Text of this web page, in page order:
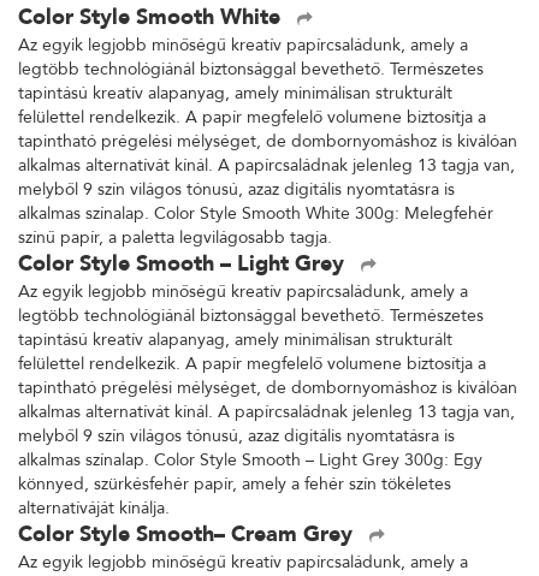
Color Style Smooth White
Az egyik legjobb minőségű kreatív papírcsaládunk, amely a
legtöbb technológiánál biztonsággal bevethető. Természetes
tapintású kreatív alapanyag, amely minimálisan strukturált
felülettel rendelkezik. A papír megfelelő volumene biztosítja a
tapintható prégelési mélységet, de dombornyomáshoz is kiválóan
alkalmas alternatívát kínál. A papírcsaládnak jelenleg 13 tagja van,
melyből 9 szín világos tónusú, azaz digitális nyomtatásra is
alkalmas színalap. Color Style Smooth White 300g: Melegfehér
színű papír, a paletta legvilágosabb tagja.
Color Style Smooth – Light Grey
Az egyik legjobb minőségű kreatív papírcsaládunk, amely a
legtöbb technológiánál biztonsággal bevethető. Természetes
tapintású kreatív alapanyag, amely minimálisan strukturált
felülettel rendelkezik. A papír megfelelő volumene biztosítja a
tapintható prégelési mélységet, de dombornyomáshoz is kiválóan
alkalmas alternatívát kínál. A papírcsaládnak jelenleg 13 tagja van,
melyből 9 szín világos tónusú, azaz digitális nyomtatásra is
alkalmas színalap. Color Style Smooth – Light Grey 300g: Egy
könnyed, szürkésfehér papír, amely a fehér szín tökéletes
alternatíváját kínálja.
Color Style Smooth– Cream Grey
Az egyik legjobb minőségű kreatív papírcsaládunk, amely a